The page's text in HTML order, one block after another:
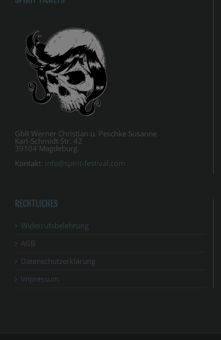
GbR Werner Christian u. Peschke Susanne
Karl-Schmidt Str. 42
39104 Magdeburg.
Kontakt: info@spirit-festival.com
RECHTLICHES
Widerrufsbelehrung
AGB
Datenschutzerklärung
Impressum